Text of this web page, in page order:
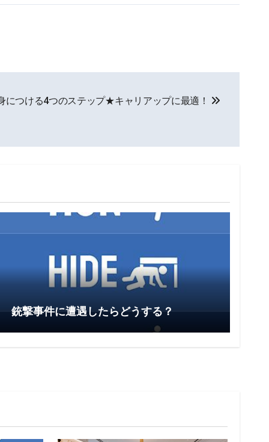
つける4つのステップ★キャリアップに最適！
銃撃事件に遭遇したらどうする？